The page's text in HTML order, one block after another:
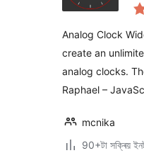
Analog Clock
create an
analog clocks.
Raphael –
mcnika
90+টা সক্ৰিয়